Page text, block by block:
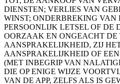
DIENSTEN; VERLIES VAN
WINST; ONDERBREKING VAN
PERSOONLIJK LETSEL OF DE
OORZAAK EN ONGEACHT DE
AANSPRAKELIJKHEID, ZIJ
AANSPRAKELIJKHEID OF
(MET INBEGRIP VAN
DIE OP ENIGE WIJZE
VAN DE APP, ZELFS ALS IS